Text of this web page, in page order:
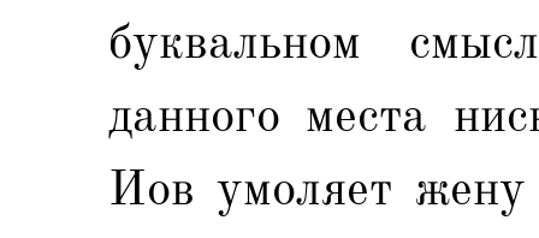
буквальном
данного места
Иов умоляет